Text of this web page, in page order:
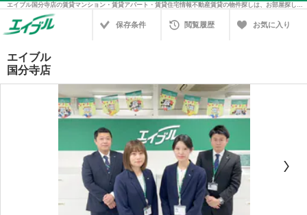
エイブル国分寺店の賃貸マンション・賃貸アパート・賃貸住宅情報不動産賃貸の物件探しは、お部屋探しのエイブル
保存条件 閲覧履歴 お気に入り
エイブル
国分寺店